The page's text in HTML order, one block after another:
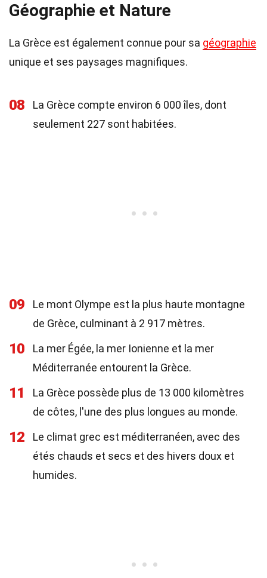
Géographie et Nature
La Grèce est également connue pour sa géographie
unique et ses paysages magnifiques.
08
La Grèce compte environ 6 000 îles, dont
seulement 227 sont habitées.
09
Le mont Olympe est la plus haute montagne
de Grèce, culminant à 2 917 mètres.
10
La mer Égée, la mer Ionienne et la mer
Méditerranée entourent la Grèce.
11
La Grèce possède plus de 13 000 kilomètres
de côtes, l'une des plus longues au monde.
12
Le climat grec est méditerranéen, avec des
étés chauds et secs et des hivers doux et
humides.